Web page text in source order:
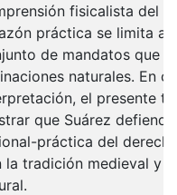
fisicalista del
práctica se limita a
de mandatos que
naturales. En
el presente
que Suárez
práctica del
la tradición medieval y